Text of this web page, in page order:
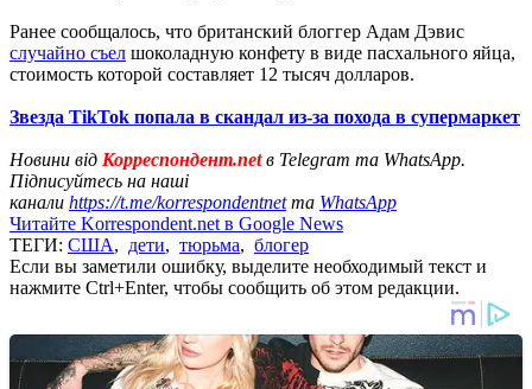
Ранее сообщалось, что британский блоггер Адам Дэвис
случайно съел шоколадную конфету в виде пасхального яйца,
стоимость которой составляет 12 тысяч долларов.
Звезда TikTok попала в скандал из-за похода в супермаркет
Новини від Корреспондент.netв Telegram та WhatsApp.
Підписуйтесь на наші
канали https://t.me/korrespondentnetта WhatsApp
Читайте Korrespondent.net в Google News
ТЕГИ: США, дети, тюрьма, блогер
Если вы заметили ошибку, выделите необходимый текст и
нажмите Ctrl+Enter, чтобы сообщить об этом редакции.